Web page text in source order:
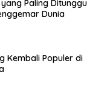
Paling Ditunggu
Dunia
Kembali Populer di